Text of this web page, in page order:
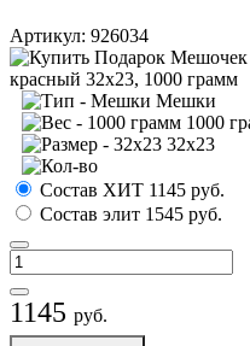
Артикул: 926034
Мешки
1000
32х23
Состав ХИТ 1145 руб.
Состав элит 1545 руб.
1145 руб.